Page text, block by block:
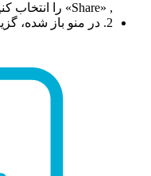
, «Share» را انتخاب کنید.
2. در منو باز شده، گزینه ,